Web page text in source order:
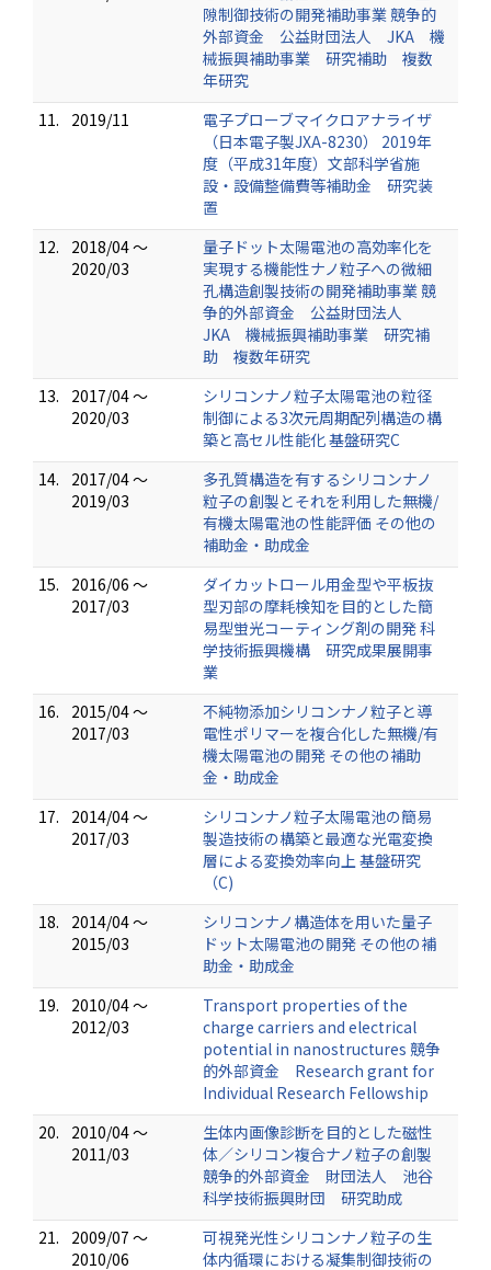
隙制御技術の開発補助事業 競争的
外部資金 公益財団法人 JKA 機
械振興補助事業 研究補助 複数
年研究
11.
2019/11
電子プローブマイクロアナライザ
（日本電子製JXA-8230） 2019年
度（平成31年度）文部科学省施
設・設備整備費等補助金 研究装
置
12.
2018/04 ～
2020/03
量子ドット太陽電池の高効率化を
実現する機能性ナノ粒子への微細
孔構造創製技術の開発補助事業 競
争的外部資金 公益財団法人
JKA 機械振興補助事業 研究補
助 複数年研究
13.
2017/04 ～
2020/03
シリコンナノ粒子太陽電池の粒径
制御による3次元周期配列構造の構
築と高セル性能化 基盤研究C
14.
2017/04 ～
2019/03
多孔質構造を有するシリコンナノ
粒子の創製とそれを利用した無機/
有機太陽電池の性能評価 その他の
補助金・助成金
15.
2016/06 ～
2017/03
ダイカットロール用金型や平板抜
型刃部の摩耗検知を目的とした簡
易型蛍光コーティング剤の開発 科
学技術振興機構 研究成果展開事
業
16.
2015/04 ～
2017/03
不純物添加シリコンナノ粒子と導
電性ポリマーを複合化した無機/有
機太陽電池の開発 その他の補助
金・助成金
17.
2014/04 ～
2017/03
シリコンナノ粒子太陽電池の簡易
製造技術の構築と最適な光電変換
層による変換効率向上 基盤研究
（C)
18.
2014/04 ～
2015/03
シリコンナノ構造体を用いた量子
ドット太陽電池の開発 その他の補
助金・助成金
19.
2010/04 ～
2012/03
Transport properties of the
charge carriers and electrical
potential in nanostructures 競争
的外部資金 Research grant for
Individual Research Fellowship
20.
2010/04 ～
2011/03
生体内画像診断を目的とした磁性
体／シリコン複合ナノ粒子の創製
競争的外部資金 財団法人 池谷
科学技術振興財団 研究助成
21.
2009/07 ～
2010/06
可視発光性シリコンナノ粒子の生
体内循環における凝集制御技術の